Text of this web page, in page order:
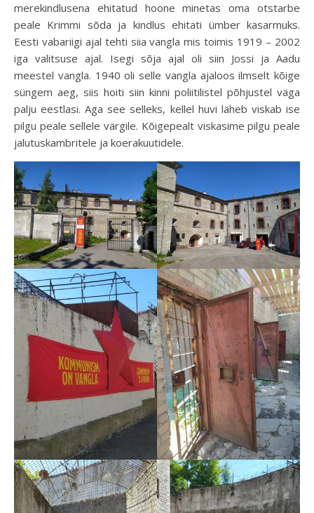
merekindlusena ehitatud hoone minetas oma otstarbe
peale Krimmi sõda ja kindlus ehitati ümber kasarmuks.
Eesti vabariigi ajal tehti siia vangla mis toimis 1919 – 2002
iga valitsuse ajal. Isegi sõja ajal oli siin Jossi ja Aadu
meestel vangla. 1940 oli selle vangla ajaloos ilmselt kõige
süngem aeg, siis hoiti siin kinni poliitilistel põhjustel väga
palju eestlasi. Aga see selleks, kellel huvi läheb viskab ise
pilgu peale sellele värgile. Kõigepealt viskasime pilgu peale
jalutuskambritele ja koerakuutidele.